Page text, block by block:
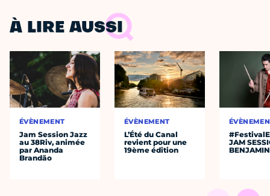
À LIRE AUSSI
ÉVÈNEMENT
Jam Session Jazz
au 38Riv, animée
par Ananda
Brandão
ÉVÈNEMENT
L’Été du Canal
revient pour une
19ème édition
JAM